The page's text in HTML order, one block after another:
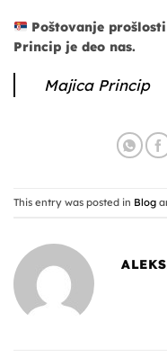
Poštovanje
Princip je deo nas.
Majica Princip
This entry was posted in Blog